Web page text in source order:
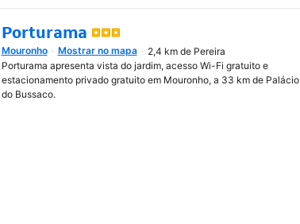
Porturama
Abre numa nova janela
Mouronho Mostrar no mapa
2,4 km de Pereira
Porturama apresenta vista do jardim, acesso Wi-Fi gratuito e
estacionamento privado gratuito em Mouronho, a 33 km de Palácio
do Bussaco.